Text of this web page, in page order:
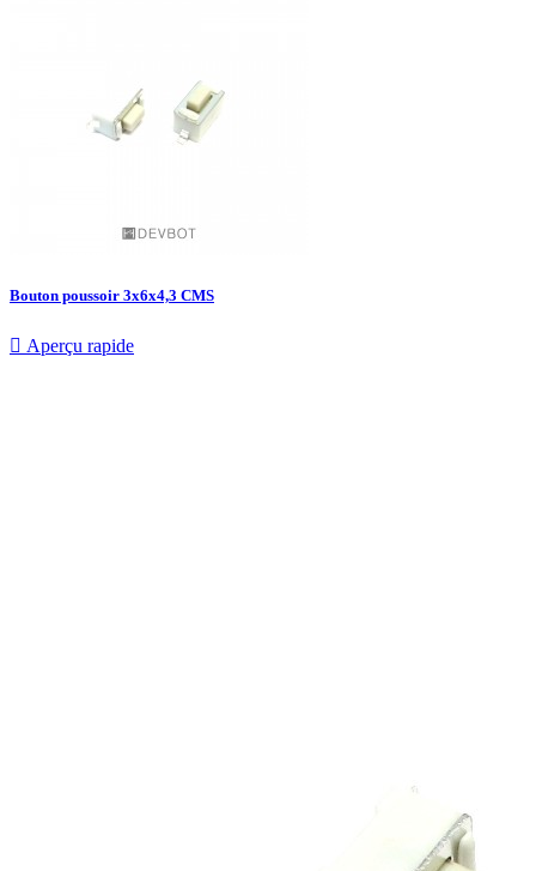
Bouton poussoir 3x6x4,3 CMS
 Aperçu rapide